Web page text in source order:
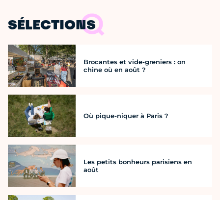
SÉLECTIONS
Brocantes et vide-greniers : on
chine où en août ?
Où pique-niquer à Paris ?
Les petits bonheurs parisiens en
août